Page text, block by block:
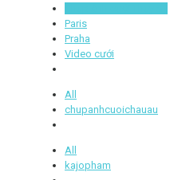
Paris
Praha
Video cưới
All
chupanhcuoichauau
All
kajopham